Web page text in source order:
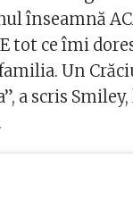
înseamnă
tot ce îmi
Un
a scris